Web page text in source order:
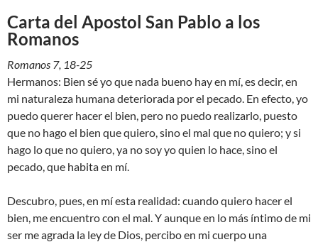
Carta del Apostol San Pablo a los
Romanos
Romanos 7, 18-25
Hermanos: Bien sé yo que nada bueno hay en mí, es decir, en
mi naturaleza humana deteriorada por el pecado. En efecto, yo
puedo querer hacer el bien, pero no puedo realizarlo, puesto
que no hago el bien que quiero, sino el mal que no quiero; y si
hago lo que no quiero, ya no soy yo quien lo hace, sino el
pecado, que habita en mí.
Descubro, pues, en mí esta realidad: cuando quiero hacer el
bien, me encuentro con el mal. Y aunque en lo más íntimo de mi
ser me agrada la ley de Dios, percibo en mi cuerpo una